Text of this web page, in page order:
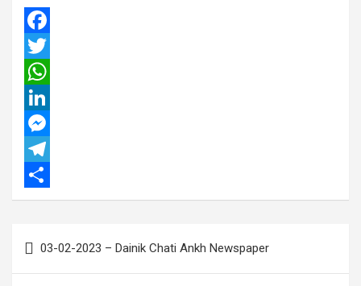
F
a
c
e
b
o
o
T
w
e
W
h
a
s
p
p
L
n
k
d
I
M
e
s
e
n
T
e
e
g
S
a
r
navigation
03-02-2023 – Dainik Chati Ankh Newspaper